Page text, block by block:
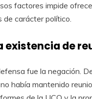
factores impide
de carácter político.
existencia de
fue la negación.
había mantenido